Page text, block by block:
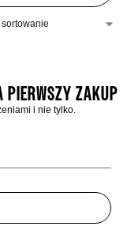
PIERWSZY ZAKUP
i nie tylko.